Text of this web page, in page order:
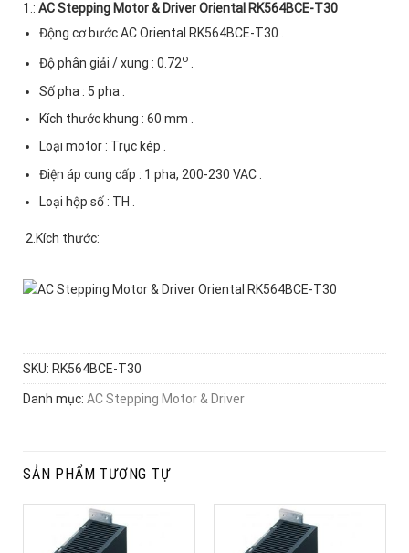
1.: AC Stepping Motor & Driver Oriental RK564BCE-T30
Động cơ bước AC Oriental RK564BCE-T30 .
Độ phân giải / xung : 0.72o .
Số pha : 5 pha .
Kích thước khung : 60 mm .
Loại motor : Trục kép .
Điện áp cung cấp : 1 pha, 200-230 VAC .
Loại hộp số : TH .
2.Kích thước:
SKU: RK564BCE-T30
Danh mục: AC Stepping Motor & Driver
SẢN PHẨM TƯƠNG TỰ